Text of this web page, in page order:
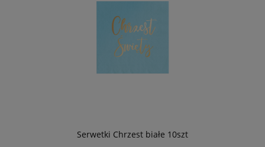
Serwetki Chrzest białe 10szt